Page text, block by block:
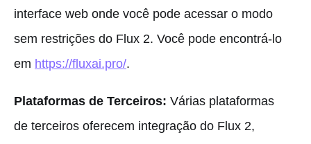
interface web onde você pode acessar o modo
sem restrições do Flux 2. Você pode encontrá-lo
em https://fluxai.pro/.
Plataformas de Terceiros: Várias plataformas
de terceiros oferecem integração do Flux 2,